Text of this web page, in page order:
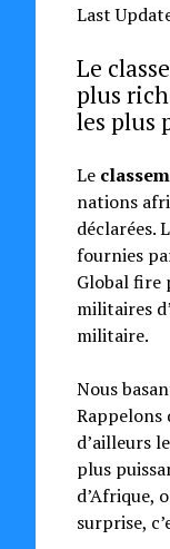
Last
Le
plus
les plus
Le
nations
déclarées.
fournies
Global fire
militaires
militaire.
Nous
Rappelons
d’ailleurs
plus
d’Afrique,
surprise,